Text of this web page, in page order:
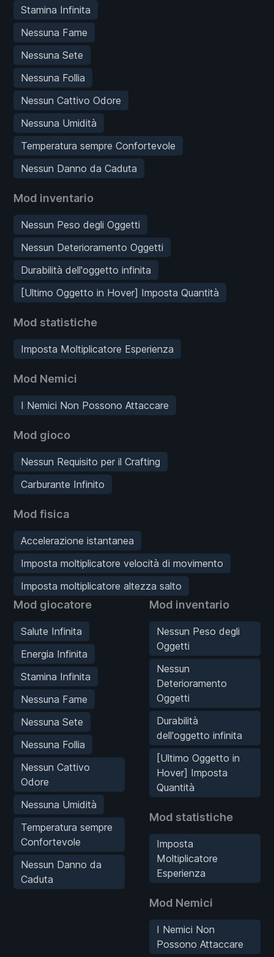
Stamina Infinita
Nessuna Fame
Nessuna Sete
Nessuna Follia
Nessun Cattivo Odore
Nessuna Umidità
Temperatura sempre Confortevole
Nessun Danno da Caduta
Mod inventario
Nessun Peso degli Oggetti
Nessun Deterioramento Oggetti
Durabilità dell'oggetto infinita
[Ultimo Oggetto in Hover] Imposta Quantità
Mod statistiche
Imposta Moltiplicatore Esperienza
Mod Nemici
I Nemici Non Possono Attaccare
Mod gioco
Nessun Requisito per il Crafting
Carburante Infinito
Mod fisica
Accelerazione istantanea
Imposta moltiplicatore velocità di movimento
Imposta moltiplicatore altezza salto
Mod giocatore
Salute Infinita
Energia Infinita
Stamina Infinita
Nessuna Fame
Nessuna Sete
Nessuna Follia
Nessun Cattivo
Odore
Nessuna Umidità
Temperatura sempre
Confortevole
Nessun Danno da
Caduta
Mod inventario
Nessun Peso degli
Oggetti
Nessun
Deterioramento
Oggetti
Durabilità
dell'oggetto infinita
[Ultimo Oggetto in
Hover] Imposta
Quantità
Mod statistiche
Imposta
Moltiplicatore
Esperienza
Mod Nemici
I Nemici Non
Possono Attaccare